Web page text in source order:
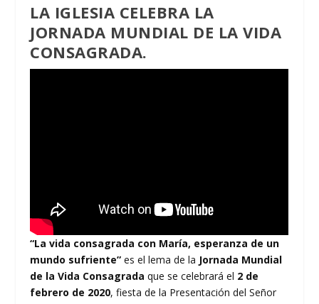
LA IGLESIA CELEBRA LA
JORNADA MUNDIAL DE LA VIDA
CONSAGRADA.
“La vida consagrada con María, esperanza de un
mundo sufriente”es el lema de la Jornada Mundial
de la Vida Consagradaque se celebrará el 2 de
febrero de 2020, fiesta de la Presentación del Señor